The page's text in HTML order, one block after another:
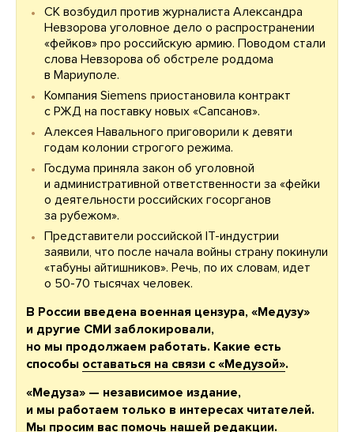
СК возбудил против журналиста Александра
Невзорова уголовное дело о распространении
«фейков» про российскую армию. Поводом стали
слова Невзорова об обстреле роддома
в Мариуполе.
Компания Siemens приостановила контракт
с РЖД на поставку новых «Сапсанов».
Алексея Навального приговорили к девяти
годам колонии строгого режима.
Госдума приняла закон об уголовной
и административной ответственности за «фейки
о деятельности российских госорганов
за рубежом».
Представители российской IT-индустрии
заявили, что после начала войны страну покинули
«табуны айтишников». Речь, по их словам, идет
о 50-70 тысячах человек.
В России введена военная цензура, «Медузу»
и другие СМИ заблокировали,
но мы продолжаем работать. Какие есть
способы оставаться на связи с «Медузой».
«Медуза» — независимое издание,
и мы работаем только в интересах читателей.
Мы просим вас помочь нашей редакции.